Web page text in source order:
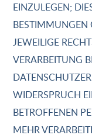
EINZULEGEN;
BESTIMMUNGEN
JEWEILIGE
VERARBEITUNG
WIDERSPRUCH
BETROFFENEN
MEHR